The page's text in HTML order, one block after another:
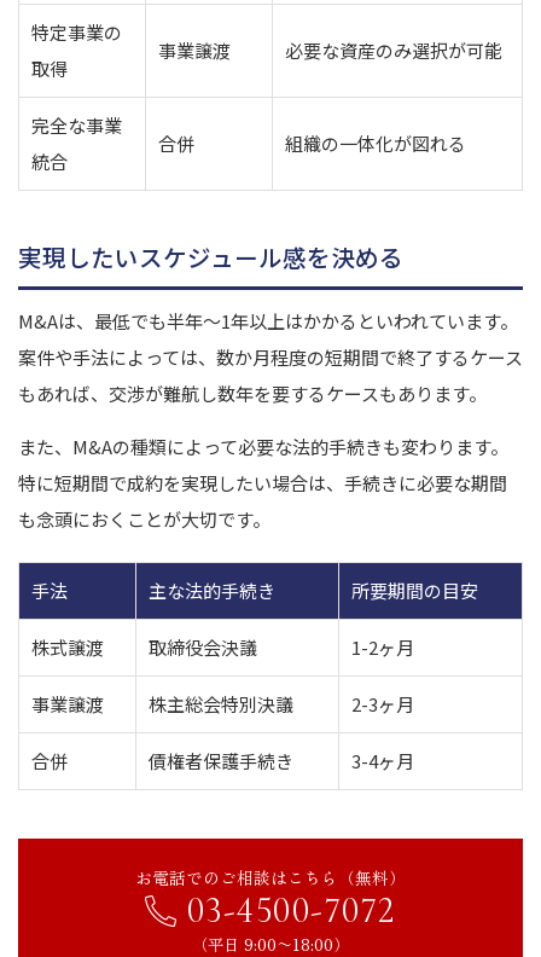
特定事業の
取得
事業譲渡 必要な資産のみ選択が可能
完全な事業
統合
合併 組織の一体化が図れる
実現したいスケジュール感を決める
M&Aは、最低でも半年〜1年以上はかかるといわれています。
案件や手法によっては、数か月程度の短期間で終了するケース
もあれば、交渉が難航し数年を要するケースもあります。
また、M&Aの種類によって必要な法的手続きも変わります。
特に短期間で成約を実現したい場合は、手続きに必要な期間
も念頭におくことが大切です。
手法 主な法的手続き 所要期間の目安
株式譲渡 取締役会決議 1-2ヶ月
事業譲渡 株主総会特別決議 2-3ヶ月
合併 債権者保護手続き 3-4ヶ月
お電話でのご相談はこちら（無料）
03-4500-7072
（平日 9:00〜18:00）